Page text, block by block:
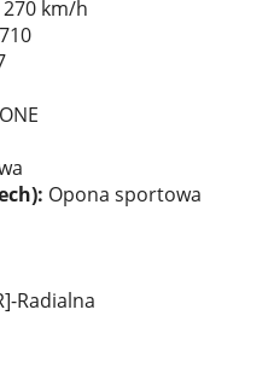
270 km/h
Opona sportowa
Radialna